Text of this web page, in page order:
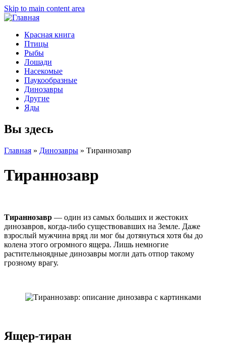
Skip to main content area
Красная книга
Птицы
Рыбы
Лошади
Насекомые
Паукообразные
Динозавры
Другие
Яды
Вы здесь
Главная » Динозавры » Тираннозавр
Тираннозавр
Тираннозавр — один из самых больших и жестоких
динозавров, когда-либо существовавших на Земле. Даже
взрослый мужчина вряд ли мог бы дотянуться хотя бы до
колена этого огромного ящера. Лишь немногие
растительноядные динозавры могли дать отпор такому
грозному врагу.
Ящер-тиран